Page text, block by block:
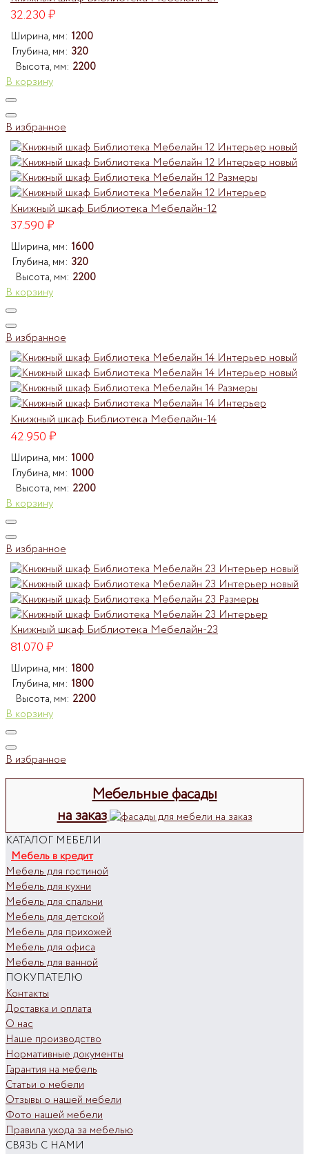
32.230₽
Ширина, мм: 1200
Глубина, мм: 320
Высота, мм: 2200
В корзину
В избранное
Книжный шкаф Библиотека Мебелайн-12
37.590₽
Ширина, мм: 1600
Глубина, мм: 320
Высота, мм: 2200
В корзину
В избранное
Книжный шкаф Библиотека Мебелайн-14
42.950₽
Ширина, мм: 1000
Глубина, мм: 1000
Высота, мм: 2200
В корзину
В избранное
Книжный шкаф Библиотека Мебелайн-23
81.070₽
Ширина, мм: 1800
Глубина, мм: 1800
Высота, мм: 2200
В корзину
В избранное
Мебельные фасады
на заказ
КАТАЛОГ МЕБЕЛИ
Мебель в кредит
Мебель для гостиной
Мебель для кухни
Мебель для спальни
Мебель для детской
Мебель для прихожей
Мебель для офиса
Мебель для ванной
ПОКУПАТЕЛЮ
Контакты
Доставка и оплата
О нас
Наше производство
Нормативные документы
Гарантия на мебель
Статьи о мебели
Отзывы о нашей мебели
Фото нашей мебели
Правила ухода за мебелью
СВЯЗЬ С НАМИ